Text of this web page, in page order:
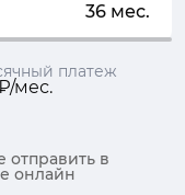
36 мес.
платеж
мес.
отправить в
онлайн